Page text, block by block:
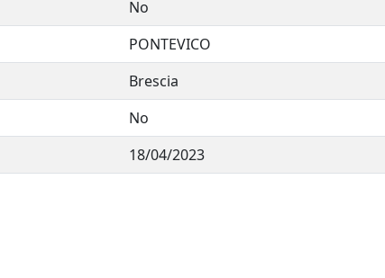
No
PONTEVICO
Brescia
No
18/04/2023